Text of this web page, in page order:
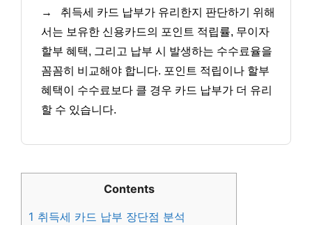
→
취득세 카드 납부가 유리한지 판단하기 위해
서는 보유한 신용카드의 포인트 적립률, 무이자
할부 혜택, 그리고 납부 시 발생하는 수수료율을
꼼꼼히 비교해야 합니다. 포인트 적립이나 할부
혜택이 수수료보다 클 경우 카드 납부가 더 유리
할 수 있습니다.
Contents
1 취득세 카드 납부 장단점 분석